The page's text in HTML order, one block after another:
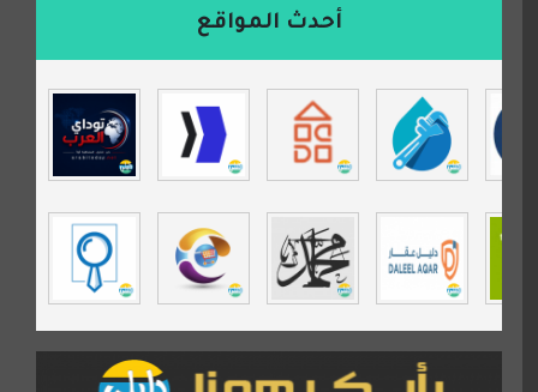
ورشة زهرة لورا للحدادة
موقع حراج خدمة
تي في قران
موسوعة نور الرحمن
مندى غرام
مردة سوفت
السبيل
أحدث المواقع